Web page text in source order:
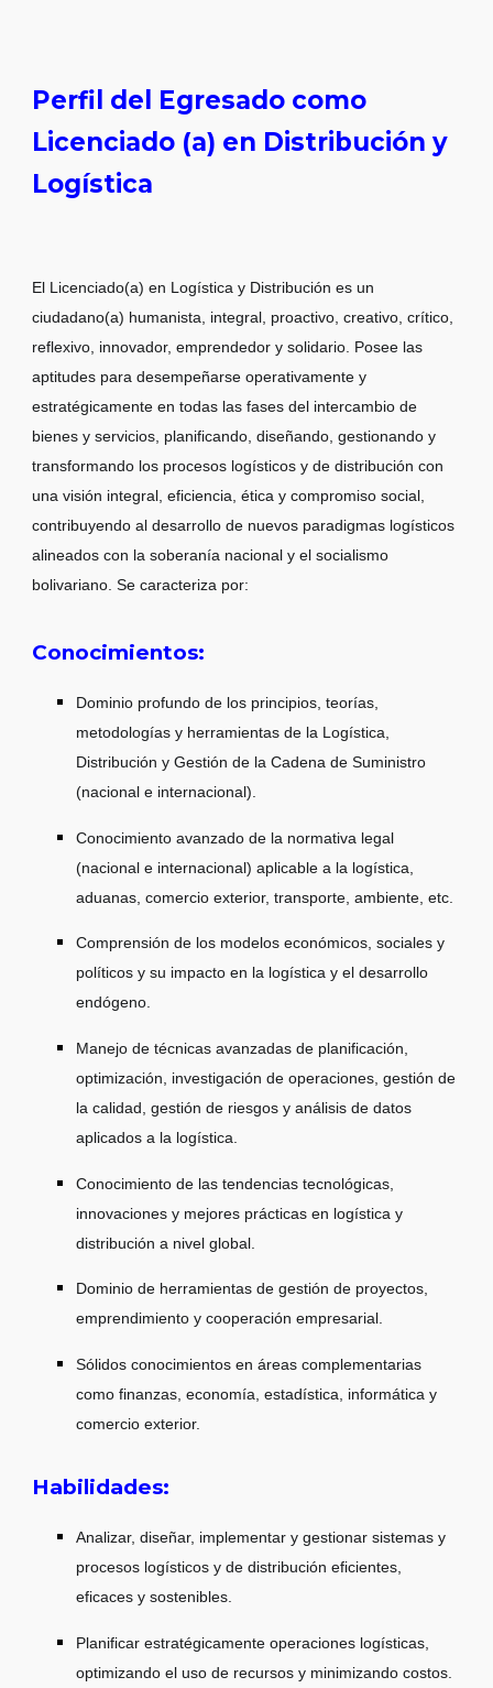
Perfil del Egresado como
Licenciado (a) en Distribución y
Logística
El Licenciado(a) en Logística y Distribución es un
ciudadano(a) humanista, integral, proactivo, creativo, crítico,
reflexivo, innovador, emprendedor y solidario. Posee las
aptitudes para desempeñarse operativamente y
estratégicamente en todas las fases del intercambio de
bienes y servicios, planificando, diseñando, gestionando y
transformando los procesos logísticos y de distribución con
una visión integral, eficiencia, ética y compromiso social,
contribuyendo al desarrollo de nuevos paradigmas logísticos
alineados con la soberanía nacional y el socialismo
bolivariano. Se caracteriza por:
Conocimientos:
Dominio profundo de los principios, teorías,
metodologías y herramientas de la Logística,
Distribución y Gestión de la Cadena de Suministro
(nacional e internacional).
Conocimiento avanzado de la normativa legal
(nacional e internacional) aplicable a la logística,
aduanas, comercio exterior, transporte, ambiente, etc.
Comprensión de los modelos económicos, sociales y
políticos y su impacto en la logística y el desarrollo
endógeno.
Manejo de técnicas avanzadas de planificación,
optimización, investigación de operaciones, gestión de
la calidad, gestión de riesgos y análisis de datos
aplicados a la logística.
Conocimiento de las tendencias tecnológicas,
innovaciones y mejores prácticas en logística y
distribución a nivel global.
Dominio de herramientas de gestión de proyectos,
emprendimiento y cooperación empresarial.
Sólidos conocimientos en áreas complementarias
como finanzas, economía, estadística, informática y
comercio exterior.
Habilidades:
Analizar, diseñar, implementar y gestionar sistemas y
procesos logísticos y de distribución eficientes,
eficaces y sostenibles.
Planificar estratégicamente operaciones logísticas,
optimizando el uso de recursos y minimizando costos.